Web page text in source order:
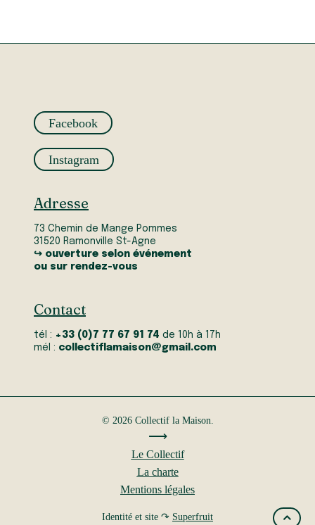
Facebook
Instagram
Adresse
73 Chemin de Mange Pommes
31520 Ramonville St-Agne
↪ ouverture selon événement
ou sur rendez-vous
Contact
tél : +33 (0)7 77 67 91 74 de 10h à 17h
mél : collectiflamaison@gmail.com
© 2026 Collectif la Maison.
⟶
Le Collectif
La charte
Mentions légales
Identité et site ↷ Superfruit